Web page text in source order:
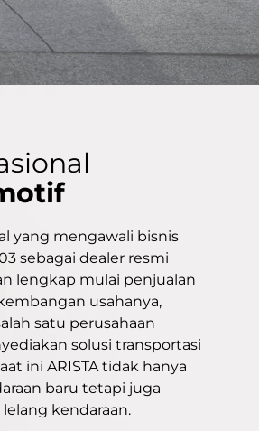
yang mengawali bisnis
sebagai dealer resmi
lengkap mulai penjualan
usahanya,
satu perusahaan
solusi transportasi
ini ARISTA tidak hanya
baru tetapi juga
kendaraan.